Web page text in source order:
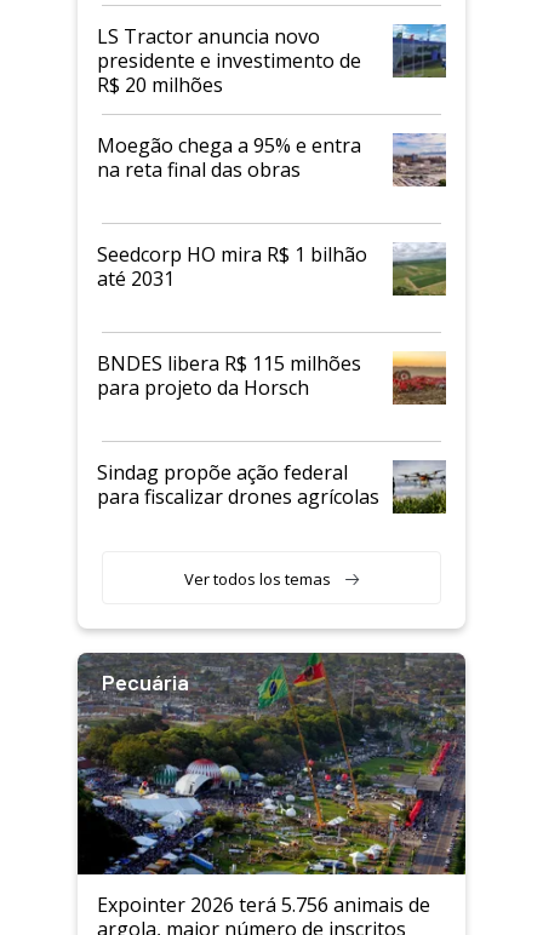
LS Tractor anuncia novo
presidente e investimento de
R$ 20 milhões
Moegão chega a 95% e entra
na reta final das obras
Seedcorp HO mira R$ 1 bilhão
até 2031
BNDES libera R$ 115 milhões
para projeto da Horsch
Sindag propõe ação federal
para fiscalizar drones agrícolas
Ver todos los temas
Pecuária
Expointer 2026 terá 5.756 animais de
argola, maior número de inscritos